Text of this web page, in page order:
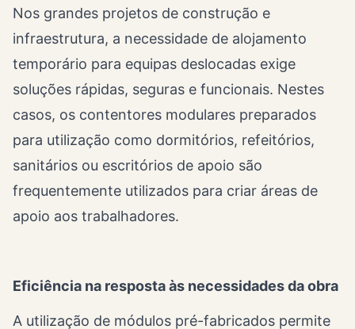
Nos grandes projetos de construção e
infraestrutura, a necessidade de alojamento
temporário para equipas deslocadas exige
soluções rápidas, seguras e funcionais. Nestes
casos, os contentores modulares preparados
para utilização como dormitórios, refeitórios,
sanitários ou escritórios de apoio são
frequentemente utilizados para criar áreas de
apoio aos trabalhadores.
Eficiência na resposta às necessidades da obra
A utilização de módulos pré-fabricados permite